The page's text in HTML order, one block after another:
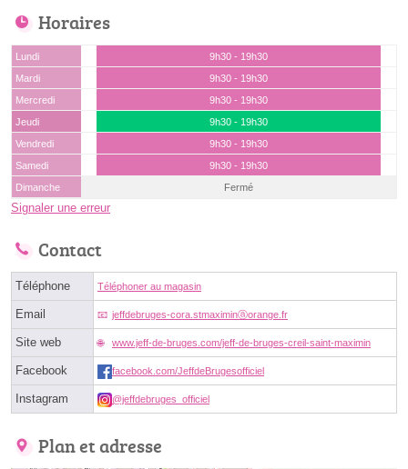
Horaires
Lundi
9h30 - 19h30
Mardi
9h30 - 19h30
Mercredi
9h30 - 19h30
Jeudi
9h30 - 19h30
Vendredi
9h30 - 19h30
Samedi
9h30 - 19h30
Dimanche
Fermé
Signaler une erreur
Contact
Téléphone Téléphoner au magasin
Email jeffdebruges-cora.stmaximinⓐorange.fr
Site web www.jeff-de-bruges.com/jeff-de-bruges-creil-saint-maximin
Facebook facebook.com/JeffdeBrugesofficiel
Instagram @jeffdebruges_officiel
Plan et adresse